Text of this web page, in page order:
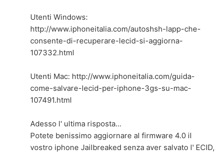
Utenti Windows:
http://www.iphoneitalia.com/autoshsh-lapp-che-
consente-di-recuperare-lecid-si-aggiorna-
107332.html
Utenti Mac: http://www.iphoneitalia.com/guida-
come-salvare-lecid-per-iphone-3gs-su-mac-
107491.html
Adesso l' ultima risposta...
Potete benissimo aggiornare al firmware 4.0 il
vostro iphone Jailbreaked senza aver salvato l' ECID,